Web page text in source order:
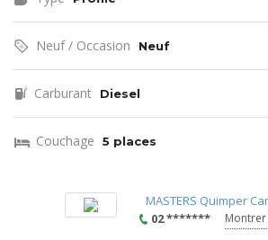
Neuf / Occasion Neuf
Carburant Diesel
Couchage 5 places
MASTERS Quimper
02 *******